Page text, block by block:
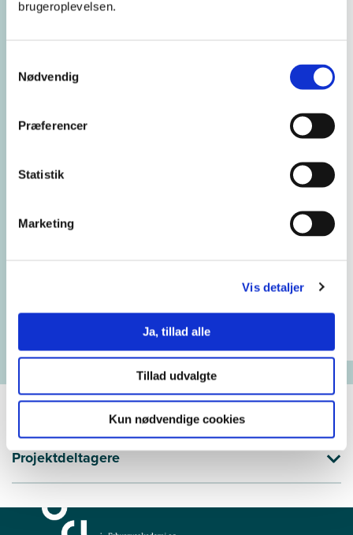
brugeroplevelsen.
Nødvendig
Præferencer
Statistik
Marketing
Vis detaljer
Ja, tillad alle
Tillad udvalgte
Kun nødvendige cookies
LEARNFOOD, der er støttet af Nordplus Horisontal, hvor UCL v.
University of Adger
Under udarbejdelse
Projekter og publikationer på UC
Viden
Projektdeltagere